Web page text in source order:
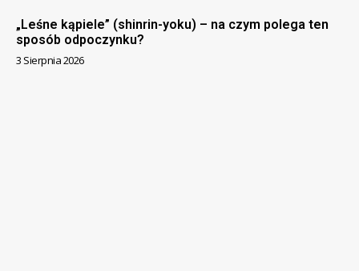
„Leśne kąpiele” (shinrin-yoku) – na czym polega ten
sposób odpoczynku?
3 Sierpnia 2026